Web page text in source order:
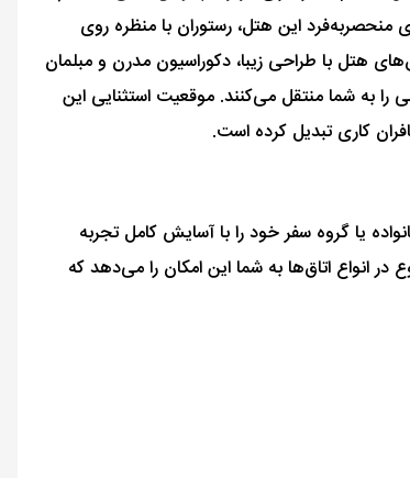
منحصربه‌فرد این هتل، رستوران با منظره روی
هتل با طراحی زیبا، دکوراسیون مدرن و مبلمان
به شما منتقل می‌کنند. موقعیت استثنایی این
کاری تبدیل کرده است.
یا گروه سفر خود را با آسایش کامل تجربه
تنوع در انواع اتاق‌ها به شما این امکان را می‌دهد که